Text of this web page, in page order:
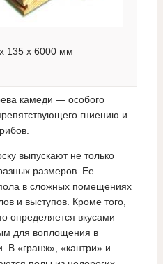
135 x 6000 мм
камеди — особого
гниению и
выпускают не только
размеров. Ее
в сложных помещениях
и выступов. Кроме того,
определяется вкусами
для воплощения в
«гранж», «кантри» и